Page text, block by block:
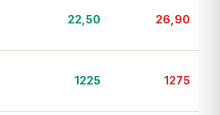
22,50 26,90
1225 1275